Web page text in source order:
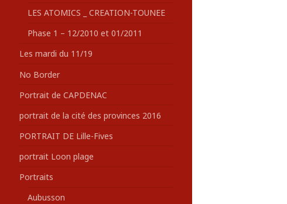
LES ATOMICS _ CREATION-TOUNEE
Phase 1 – 12/2010 et 01/2011
Les mardi du 11/19
No Border
Portrait de CAPDENAC
portrait de la cité des provinces 2016
PORTRAIT DE Lille-Fives
portrait Loon plage
Portraits
Aubusson